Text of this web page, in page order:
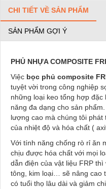
CHI TIẾT VỀ SẢN PHẨM
SẢN PHẨM GỢI Ý
PHỦ NHỰA COMPOSITE
Việc bọc phủ composite
tuyệt vời trong công nghiệp
những loại keo tổng hợp
năng đa dạng cho sản
lượng cao mà chúng tôi
của nhiệt độ và hóa chất (
Với tính năng chống rò rỉ ăn
chịu được hóa chất với mọi
dẫn điện của vật liệu FRP thì
tông, kim loại… sẽ nâng cao
có tuổi thọ lâu dài và giảm